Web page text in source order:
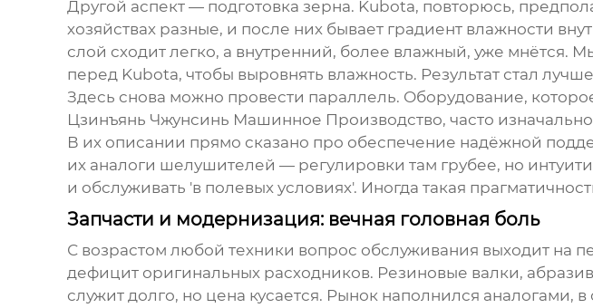
Другой аспект — подготовка зерна. Kubota, повторюсь,
хозяйствах разные, и после них бывает градиент влажности
слой сходит легко, а внутренний, более влажный, уже
перед Kubota, чтобы выровнять влажность. Результат стал
Здесь снова можно провести параллель. Оборудование,
Цзинъянь Чжунсинь Машинное Производство, часто
В их описании прямо сказано про обеспечение надёжной
их аналоги шелушителей — регулировки там грубее, но
и обслуживать 'в полевых условиях'. Иногда такая
Запчасти и модернизация: вечная головная боль
С возрастом любой техники вопрос обслуживания выходит на
дефицит оригинальных расходников. Резиновые валки,
служит долго, но цена кусается. Рынок наполнился аналогами,